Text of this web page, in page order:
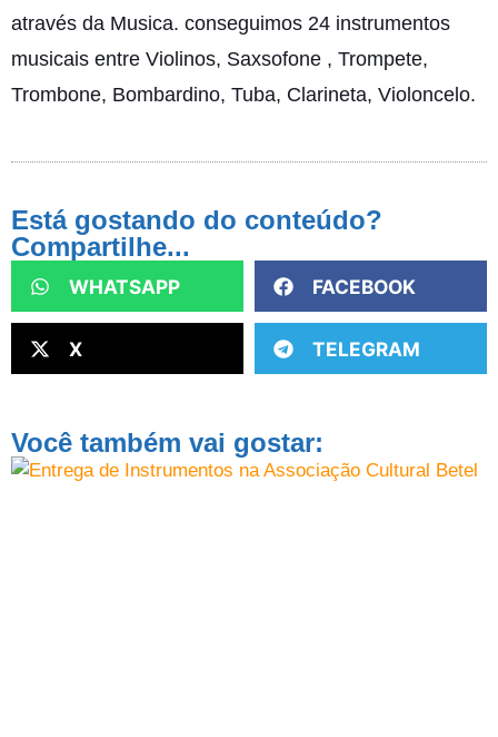
através da Musica. conseguimos 24 instrumentos
musicais entre Violinos, Saxsofone , Trompete,
Trombone, Bombardino, Tuba, Clarineta, Violoncelo.
Está gostando do conteúdo?
Compartilhe...
WHATSAPP FACEBOOK
X TELEGRAM
Você também vai gostar: